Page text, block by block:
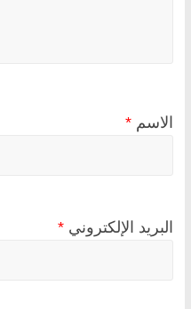
الاسم *
البريد الإلكتروني *